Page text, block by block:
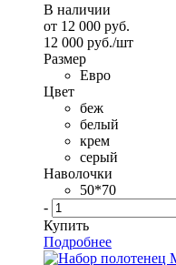
В наличии
от 12 000 руб.
12 000 руб./шт
Размер
Евро
Цвет
беж
белый
крем
серый
Наволочки
50*70
-
Купить
Подробнее